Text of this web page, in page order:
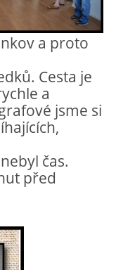
30. 7. 2026
a proto
Cesta je
a
jsme si
čas.
před